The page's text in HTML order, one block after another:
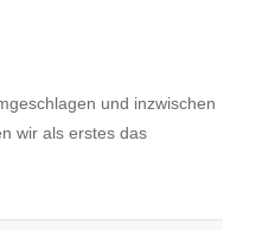
und inzwischen
wir als erstes das